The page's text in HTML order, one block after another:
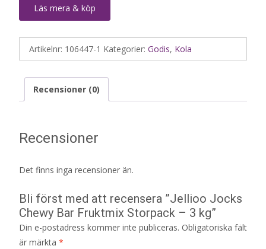
Läs mera & köp
Artikelnr: 106447-1 Kategorier: Godis, Kola
Recensioner (0)
Recensioner
Det finns inga recensioner än.
Bli först med att recensera ”Jellioo Jocks
Chewy Bar Fruktmix Storpack – 3 kg”
Din e-postadress kommer inte publiceras. Obligatoriska fält
är märkta *